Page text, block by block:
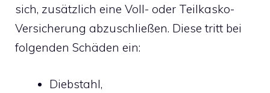
sich, zusätzlich eine Voll- oder Teilkasko-
Versicherung abzuschließen. Diese tritt bei
folgenden Schäden ein:
Diebstahl,